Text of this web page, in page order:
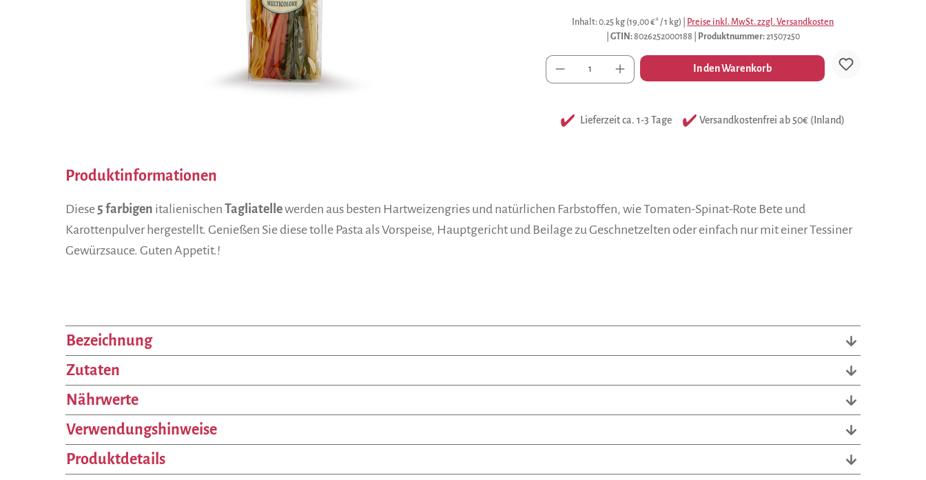
Inhalt:0.25 kg (19,00 €* / 1 kg)
Preise inkl. MwSt. zzgl. Versandkosten
GTIN:8026252000188 Produktnummer:21507250
In den Warenkorb
Lieferzeit ca. 1-3 Tage Versandkostenfrei ab 50€ (Inland)
Produktinformationen
Diese5 farbigen italienischen Tagliatellewerden aus besten Hartweizengries und natürlichen Farbstoffen, wie Tomaten-Spinat-Rote Bete und
Karottenpulver hergestellt. Genießen Sie diese tolle Pasta als Vorspeise, Hauptgericht und Beilage zu Geschnetzelten oder einfach nur mit einer Tessiner
Gewürzsauce. Guten Appetit.!
Bezeichnung
Zutaten
Nährwerte
Verwendungshinweise
Produktdetails